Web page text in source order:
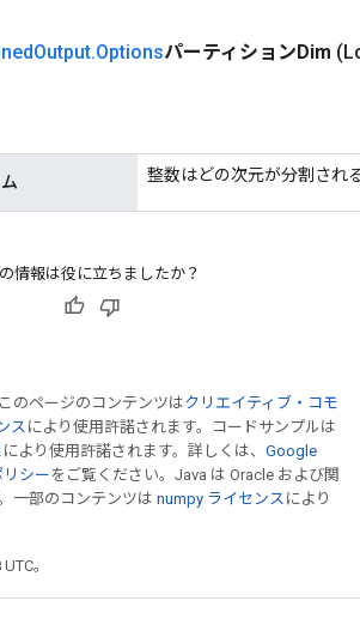
Output.OptionsパーティションDim
整数はどの次元が分割され
情報は役に立ちましたか？
のページのコンテンツはクリエイティブ・コモ
ス により使用許諾されます。コードサンプルは
により使用許諾されます。詳しくは、 Google
シー をご覧ください。Java は Oracle および関
一部のコンテンツは numpy ライセンス により
。